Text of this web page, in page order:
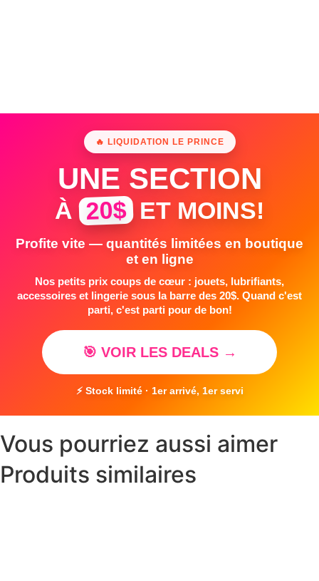
🔥 LIQUIDATION LE PRINCE
UNE SECTION
À 20$ ET MOINS!
Profite vite — quantités limitées en boutique
et en ligne
Nos petits prix coups de cœur : jouets, lubrifiants,
accessoires et lingerie sous la barre des 20$. Quand c'est
parti, c'est parti pour de bon!
🎯 VOIR LES DEALS →
⚡ Stock limité · 1er arrivé, 1er servi
Vous pourriez aussi aimer
Produits similaires